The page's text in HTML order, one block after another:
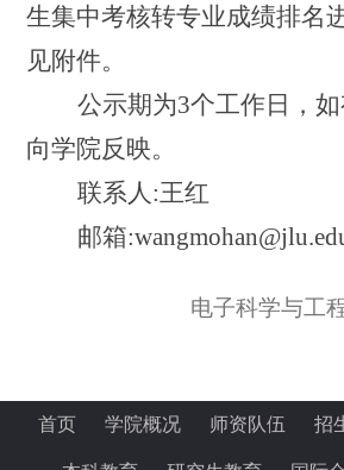
生集中考核转专业成绩排名
见附件。
公示期为3个工作日，
向学院反映。
联系人:王红
邮箱
电子科学与工
首页 学院概况 师资队伍 招